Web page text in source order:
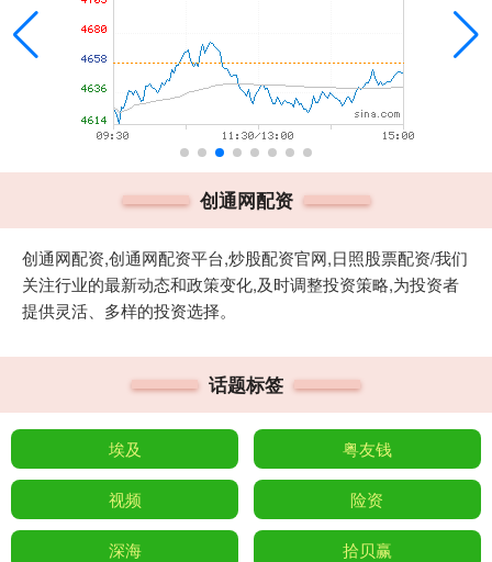
创通网配资
创通网配资,创通网配资平台,炒股配资官网,日照股票配资/我们
关注行业的最新动态和政策变化,及时调整投资策略,为投资者
提供灵活、多样的投资选择。
话题标签
埃及 粤友钱
视频 险资
深海 拾贝赢